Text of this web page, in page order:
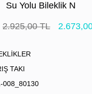
Su Yolu Bileklik N
2.925,00 TL
TAKI
008_80130